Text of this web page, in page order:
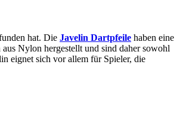
hat. Die Javelin Dartpfeile haben eine
Nylon hergestellt und sind daher sowohl
eignet sich vor allem für Spieler, die